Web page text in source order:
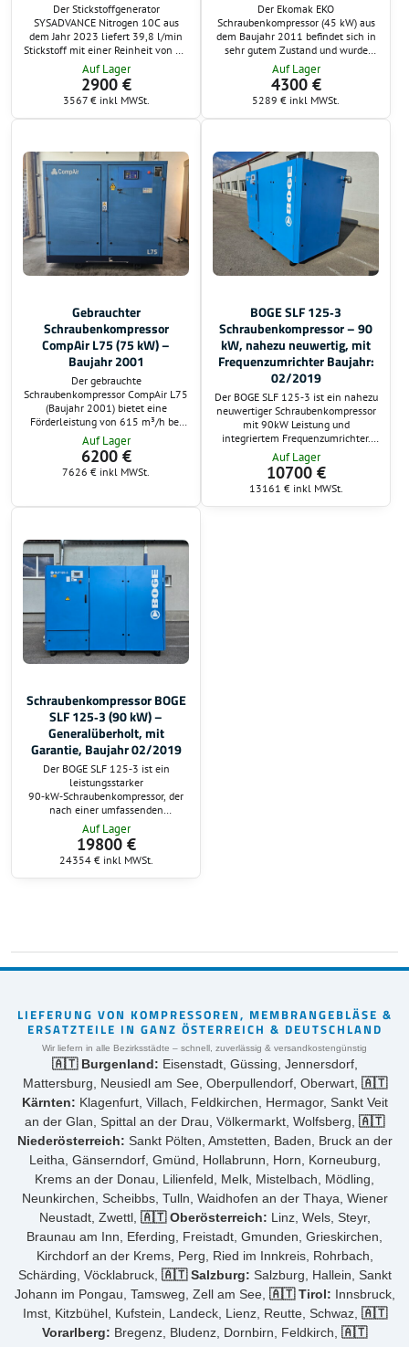
Der Stickstoffgenerator
SYSADVANCE Nitrogen 10C aus
dem Jahr 2023 liefert 39,8 l/min
Stickstoff mit einer Reinheit von 99
%. Mit einem maximalen
Ausgangsdruck von 6,5 bar,
niedrigem Energiebedarf und
kompakten Abmessungen eignet er
sich perfekt für Labor-, Produktions-
Auf Lager
2900 €
3567 € inkl MWSt.
Der Ekomak EKO
Schraubenkompressor (45 kW) aus
dem Baujahr 2011 befindet sich in
sehr gutem Zustand und wurde
technisch vollständig überprüft. Mit
einer Lieferleistung von 366 m³/h
und einem maximalen Druck von
10 bar eignet er sich ideal für
industrielle Anwendungen und den
Auf Lager
4300 €
5289 € inkl MWSt.
Gebrauchter
Schraubenkompressor
CompAir L75 (75 kW) –
Baujahr 2001
Der gebrauchte
Schraubenkompressor CompAir L75
(Baujahr 2001) bietet eine
Förderleistung von 615 m³/h bei
einem maximalen Druck von 9,0
bar. Mit einem robusten
75‑kW‑Motor und nur 24.900
Betriebsstunden ist er eine
Druckluftanwendungen.
Auf Lager
6200 €
7626 € inkl MWSt.
BOGE SLF 125‑3
Schraubenkompressor – 90
kW, nahezu neuwertig, mit
Frequenzumrichter Baujahr:
02/2019
Der BOGE SLF 125‑3 ist ein nahezu
neuwertiger Schraubenkompressor
mit 90kW Leistung und
integriertem Frequenzumrichter.
Das Gerät wurde nach Ablauf eines
operativen Leasingvertrags
zurückgekauft und befindet sich in
ausgezeichnetem technischen
Zustand. Der Kompressor ist
Auf Lager
10700 €
13161 € inkl MWSt.
Schraubenkompressor BOGE
SLF 125‑3 (90 kW) –
Generalüberholt, mit
Garantie, Baujahr 02/2019
Der BOGE SLF 125‑3 ist ein
leistungsstarker
90‑kW‑Schraubenkompressor, der
nach einer umfassenden
Generalüberholung in
einwandfreiem technischen
Zustand steht. Das Gerät wird mit
Garantie angeboten.
Auf Lager
19800 €
24354 € inkl MWSt.
LIEFERUNG VON KOMPRESSOREN, MEMBRANGEBLÄSE &
ERSATZTEILE IN GANZ ÖSTERREICH & DEUTSCHLAND
Wir liefern in alle Bezirksstädte – schnell, zuverlässig & versandkostengünstig
🇦🇹 Burgenland: Eisenstadt, Güssing, Jennersdorf,
Mattersburg, Neusiedl am See, Oberpullendorf, Oberwart, 🇦🇹
Kärnten: Klagenfurt, Villach, Feldkirchen, Hermagor, Sankt Veit
an der Glan, Spittal an der Drau, Völkermarkt, Wolfsberg, 🇦🇹
Niederösterreich: Sankt Pölten, Amstetten, Baden, Bruck an der
Leitha, Gänserndorf, Gmünd, Hollabrunn, Horn, Korneuburg,
Krems an der Donau, Lilienfeld, Melk, Mistelbach, Mödling,
Neunkirchen, Scheibbs, Tulln, Waidhofen an der Thaya, Wiener
Neustadt, Zwettl, 🇦🇹 Oberösterreich: Linz, Wels, Steyr,
Braunau am Inn, Eferding, Freistadt, Gmunden, Grieskirchen,
Kirchdorf an der Krems, Perg, Ried im Innkreis, Rohrbach,
Schärding, Vöcklabruck, 🇦🇹 Salzburg: Salzburg, Hallein, Sankt
Johann im Pongau, Tamsweg, Zell am See, 🇦🇹 Tirol: Innsbruck,
Imst, Kitzbühel, Kufstein, Landeck, Lienz, Reutte, Schwaz, 🇦🇹
Vorarlberg: Bregenz, Bludenz, Dornbirn, Feldkirch, 🇦🇹